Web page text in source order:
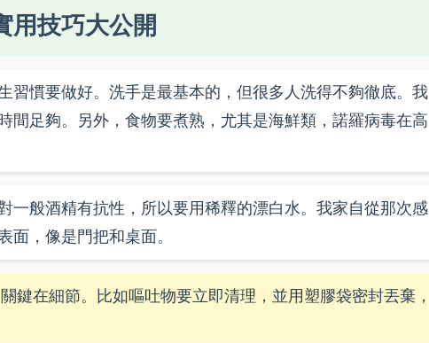
用技巧大公開
習慣要做好。洗手是最基本的，但很多人洗得不夠徹底。我
間足夠。另外，食物要煮熟，尤其是海鮮類，諾羅病毒在高
一般酒精有抗性，所以要用稀釋的漂白水。我家自從那次感
面，像是門把和桌面。
鍵在細節。比如嘔吐物要立即清理，並用塑膠袋密封丟棄，